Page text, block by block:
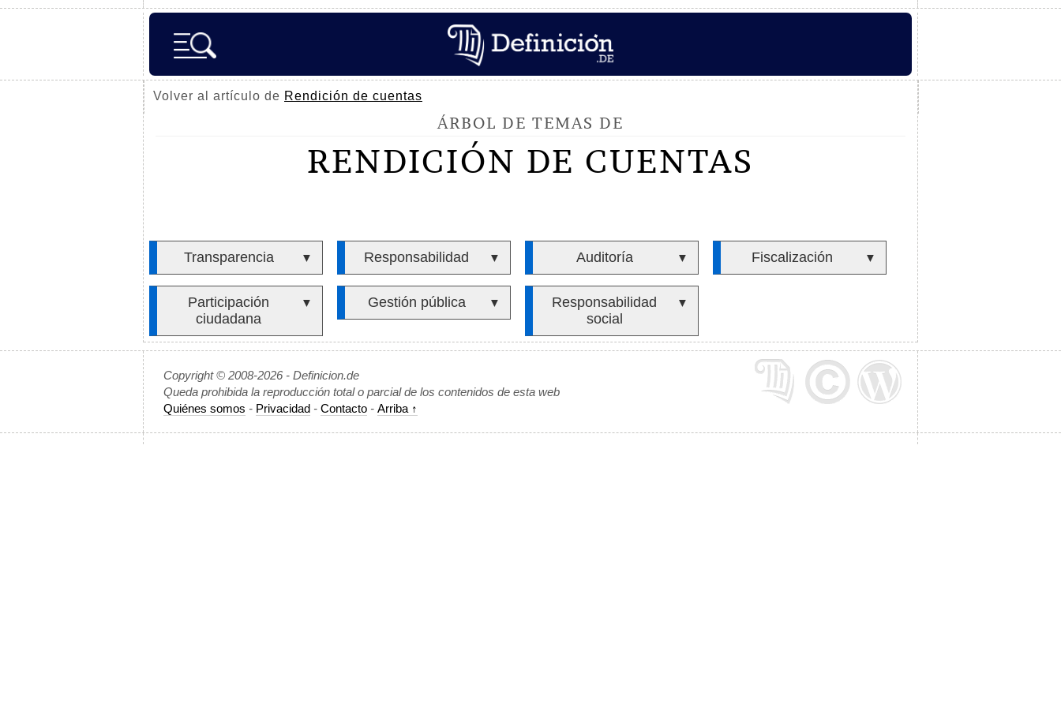
Volver al artículo de Rendición de cuentas
ÁRBOL DE TEMAS DE
RENDICIÓN DE CUENTAS
Transparencia ▼ Responsabilidad ▼ Auditoría ▼ Fiscalización ▼
Participación
ciudadana
▼ Gestión pública ▼
Responsabilidad
social
▼
Copyright © 2008-2026 - Definicion.de
Queda prohibida la reproducción total o parcial de los contenidos de esta web
Quiénes somos - Privacidad - Contacto - Arriba ↑